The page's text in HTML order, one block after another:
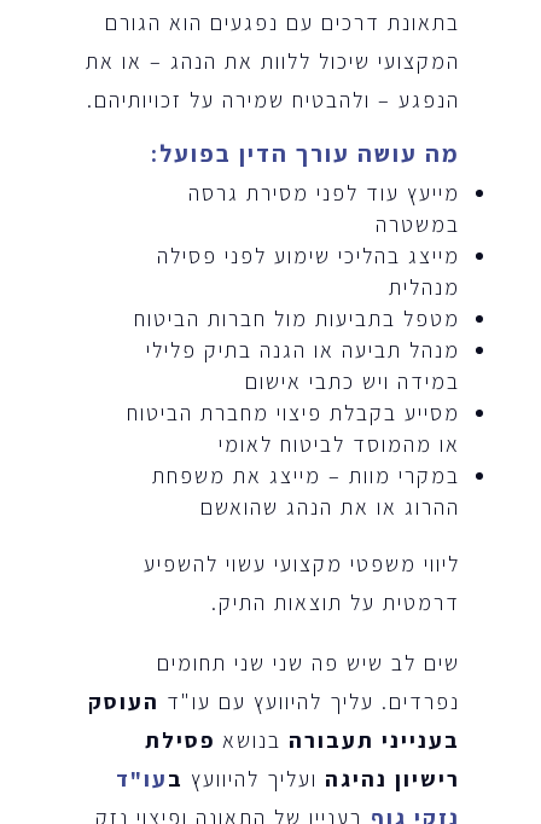
בתאונת דרכים עם נפגעים הוא הגורם
המקצועי שיכול ללוות את הנהג – או את
הנפגע – ולהבטיח שמירה על זכויותיהם.
מה עושה עורך הדין בפועל:
מייעץ עוד לפני מסירת גרסה
במשטרה
מייצג בהליכי שימוע לפני פסילה
מנהלית
מטפל בתביעות מול חברות הביטוח
מנהל תביעה או הגנה בתיק פלילי
במידה ויש כתבי אישום
מסייע בקבלת פיצוי מחברת הביטוח
או מהמוסד לביטוח לאומי
במקרי מוות – מייצג את משפחת
ההרוג או את הנהג שהואשם
ליווי משפטי מקצועי עשוי להשפיע
דרמטית על תוצאות התיק.
שים לב שיש פה שני שני תחומים
נפרדים. עליך להיוועץ עם עו"ד העוסק
בענייני תעבורה בנושא פסילת
רישיון נהיגה ועליך להיוועץ בעו"ד
נזקי גוף בעניין של התאונה ופיצוי נזק